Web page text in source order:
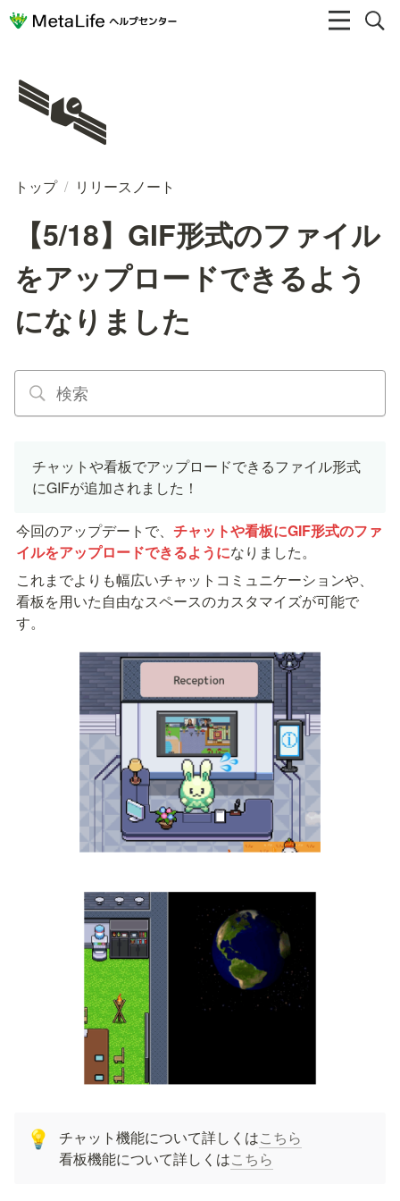
🛰️
トップ / リリースノート
【5/18】GIF形式のファイル
をアップロードできるよう
になりました
チャットや看板でアップロードできるファイル形式
にGIFが追加されました！
今回のアップデートで、 チャットや看板にGIF形式のファ
イルをアップロードできるようになりました。
これまでよりも幅広いチャットコミュニケーションや、
看板を用いた自由なスペースのカスタマイズが可能で
す。
💡 チャット機能について詳しくはこちら
看板機能について詳しくはこちら